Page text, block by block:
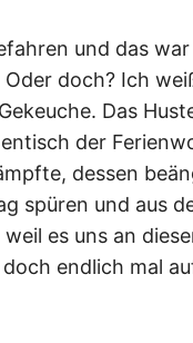
und das
doch? Ich
Das
der
dessen
spüren und aus
es uns an
endlich mal